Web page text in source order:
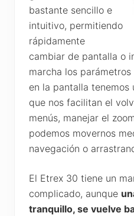
bastante sencillo e
intuitivo, permitiendo
rápidamente
cambiar de pantalla o
marcha los
en la pantalla
que nos facilitan el
menús, manejar el
podemos movernos
navegación o
El Etrex 30 tiene un
complicado, aunque
tranquillo, se vuelve